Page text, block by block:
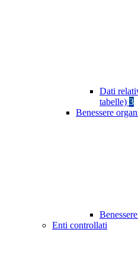
Dati
tabelle) 3
Benessere
Enti controllati